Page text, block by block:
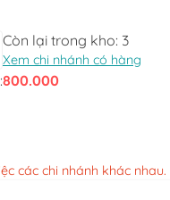
Còn lại trong kho: 3
Xem chi nhánh có hàng
800.000
các chi nhánh khác